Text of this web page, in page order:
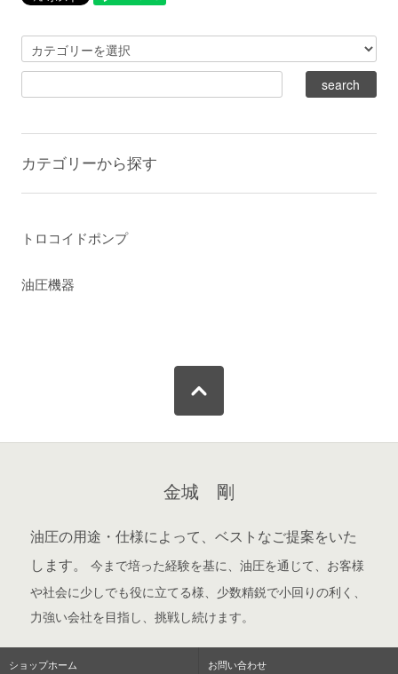
カテゴリーから探す
トロコイドポンプ
油圧機器
金城 剛
油圧の用途・仕様によって、ベストなご提案をいた
します。
今まで培った経験を基に、油圧を通じて、お客様
や社会に少しでも役に立てる様、少数精鋭で小回りの利く、
力強い会社を目指し、挑戦し続けます。
ショップホーム お問い合わせ